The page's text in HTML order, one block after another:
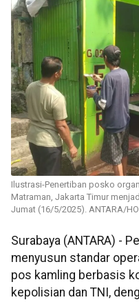
Ilustrasi-Penertiban posko
Matraman, Jakarta Timur
Jumat (16/5/2025). ANTARA/
Surabaya (ANTARA) -
menyusun standar
pos kamling berbasis
kepolisian dan TNI,